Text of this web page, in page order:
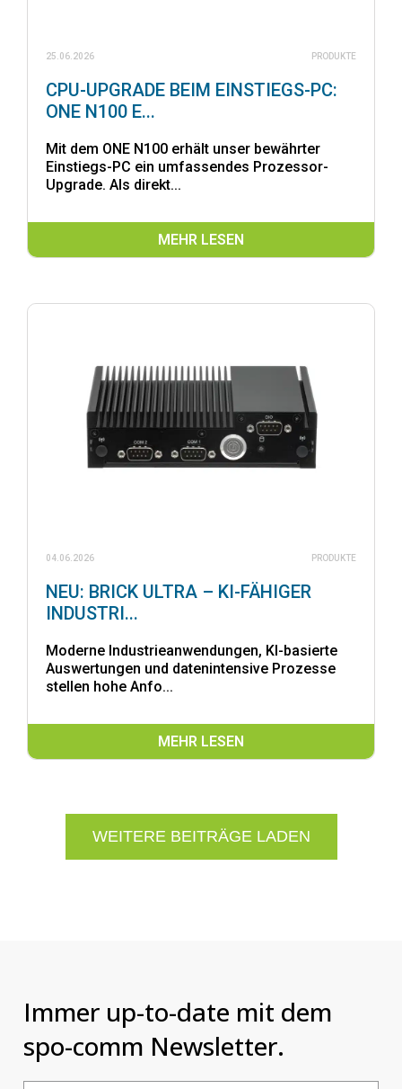
25.06.2026 PRODUKTE
CPU-UPGRADE BEIM EINSTIEGS-PC:
ONE N100 E...
Mit dem ONE N100 erhält unser bewährter
Einstiegs-PC ein umfassendes Prozessor-
Upgrade. Als direkt...
MEHR LESEN
04.06.2026 PRODUKTE
NEU: BRICK ULTRA – KI-FÄHIGER
INDUSTRI...
Moderne Industrieanwendungen, KI-basierte
Auswertungen und datenintensive Prozesse
stellen hohe Anfo...
MEHR LESEN
WEITERE BEITRÄGE LADEN
Immer up-to-date mit dem
spo-comm Newsletter.